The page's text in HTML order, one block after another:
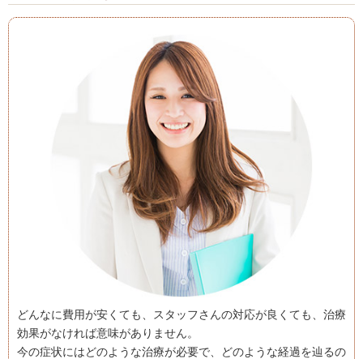
どんなに費用が安くても、スタッフさんの対応が良くても、治療
効果がなければ意味がありません。
今の症状にはどのような治療が必要で、どのような経過を辿るの